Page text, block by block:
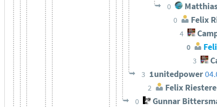
0
0 Felix
4
0
3
3 1unitedpower
2 Felix
0 Gunnar